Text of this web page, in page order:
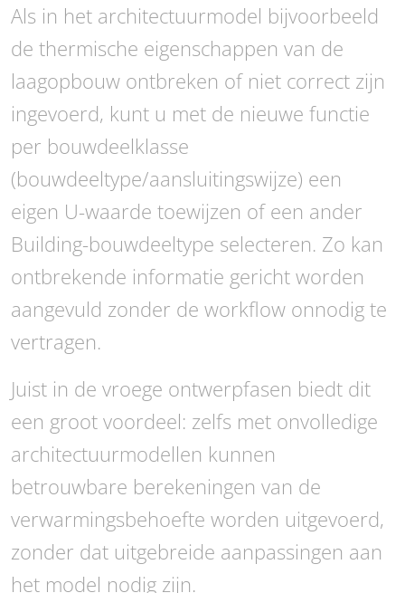
Als in het architectuurmodel bijvoorbeeld
de thermische eigenschappen van de
laagopbouw ontbreken of niet correct zijn
ingevoerd, kunt u met de nieuwe functie
per bouwdeelklasse
(bouwdeeltype/aansluitingswijze) een
eigen U-waarde toewijzen of een ander
Building-bouwdeeltype selecteren. Zo kan
ontbrekende informatie gericht worden
aangevuld zonder de workflow onnodig te
vertragen.
Juist in de vroege ontwerpfasen biedt dit
een groot voordeel: zelfs met onvolledige
architectuurmodellen kunnen
betrouwbare berekeningen van de
verwarmingsbehoefte worden uitgevoerd,
zonder dat uitgebreide aanpassingen aan
het model nodig zijn.